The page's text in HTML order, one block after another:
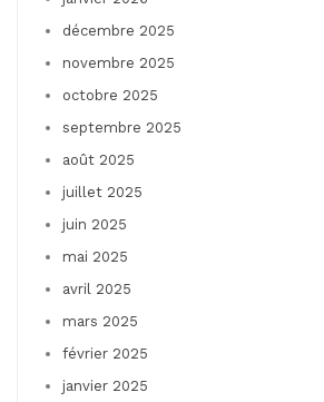
décembre 2025
novembre 2025
octobre 2025
septembre 2025
août 2025
juillet 2025
juin 2025
mai 2025
avril 2025
mars 2025
février 2025
janvier 2025